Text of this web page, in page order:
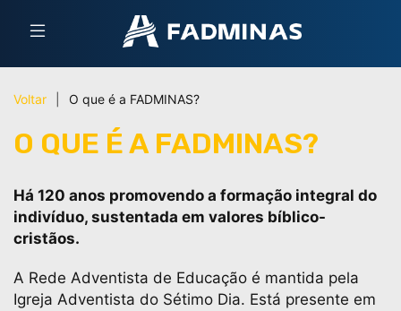
Voltar O que é a FADMINAS?
O QUE É A FADMINAS?
Há 120 anos promovendo a formação integral do
indivíduo, sustentada em valores bíblico-
cristãos.
A Rede Adventista de Educação é mantida pela
Igreja Adventista do Sétimo Dia. Está presente em